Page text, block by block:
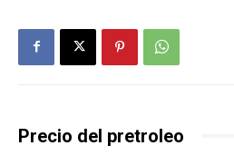
Precio del pretroleo